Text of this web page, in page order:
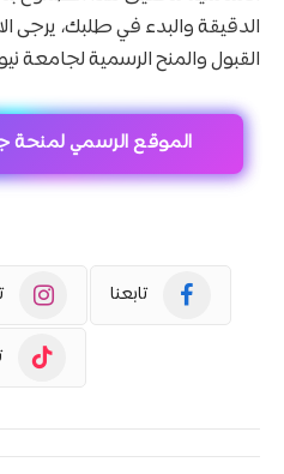
الدقيقة والبدء في طلبك، يرجى
القبول والمنح الرسمية لجامعة
الموقع الرسمي لمنحة
تابعنا